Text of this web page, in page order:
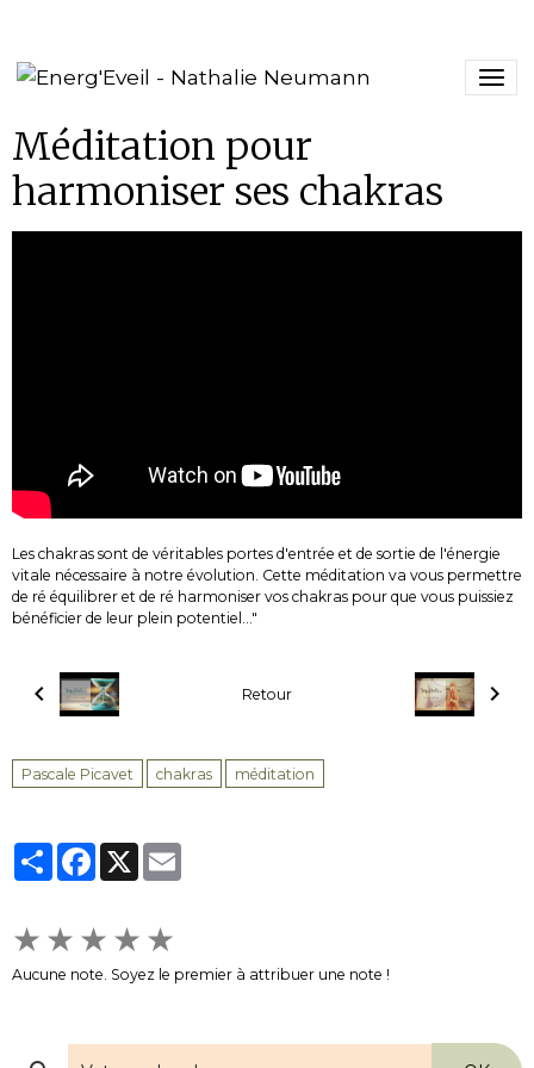
Méditation pour
harmoniser ses chakras
Les chakras sont de véritables portes d'entrée et de sortie de l'énergie
vitale nécessaire à notre évolution. Cette méditation va vous permettre
de ré équilibrer et de ré harmoniser vos chakras pour que vous puissiez
bénéficier de leur plein potentiel..."
Retour
Pascale Picavet chakras méditation
PartagerFacebook
X
★ ★ ★ ★ ★
Aucune note. Soyez le premier à attribuer une note !